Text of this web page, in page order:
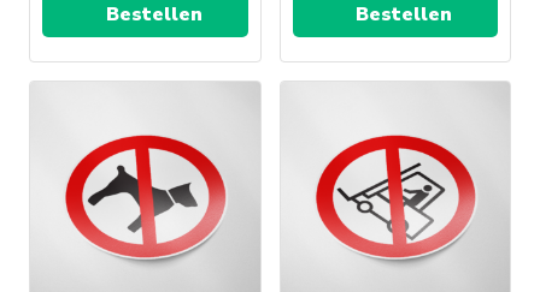
Bestellen Bestellen